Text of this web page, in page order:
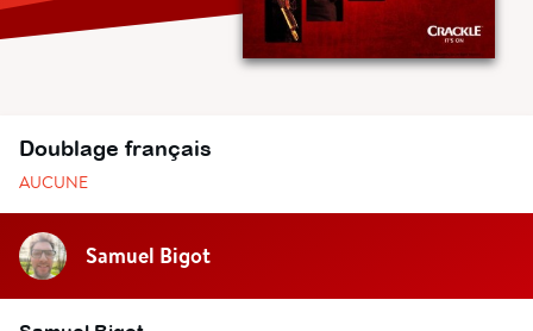
Doublage français
AUCUNE
Samuel Bigot